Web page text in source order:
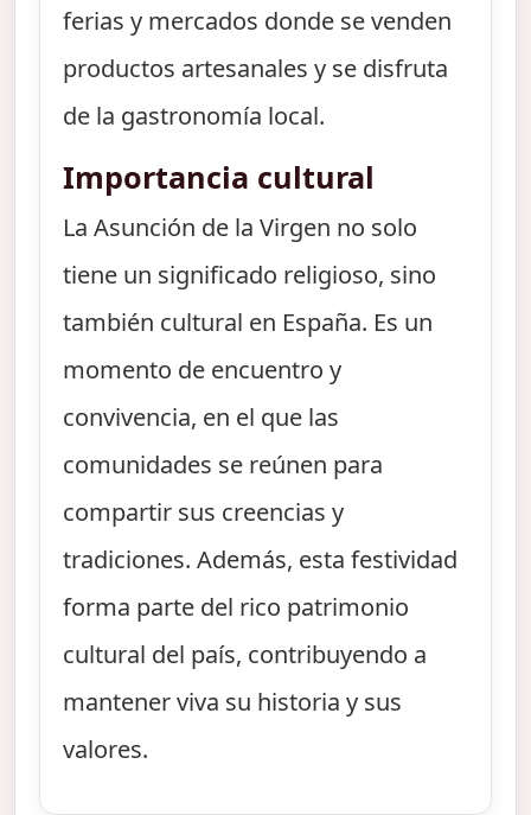
ferias y mercados donde se venden
productos artesanales y se disfruta
de la gastronomía local.
Importancia cultural
La Asunción de la Virgen no solo
tiene un significado religioso, sino
también cultural en España. Es un
momento de encuentro y
convivencia, en el que las
comunidades se reúnen para
compartir sus creencias y
tradiciones. Además, esta festividad
forma parte del rico patrimonio
cultural del país, contribuyendo a
mantener viva su historia y sus
valores.